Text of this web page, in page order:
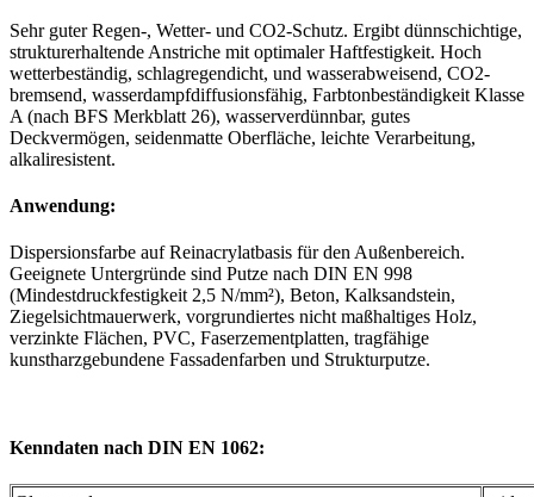
Sehr guter Regen-, Wetter- und CO2-Schutz. Ergibt dünnschichtige,
strukturerhaltende Anstriche mit optimaler Haftfestigkeit. Hoch
wetterbeständig, schlagregendicht, und wasserabweisend, CO2-
bremsend, wasserdampfdiffusionsfähig, Farbtonbeständigkeit Klasse
A (nach BFS Merkblatt 26), wasserverdünnbar, gutes
Deckvermögen, seidenmatte Oberfläche, leichte Verarbeitung,
alkaliresistent.
Anwendung:
Dispersionsfarbe auf Reinacrylatbasis für den Außenbereich.
Geeignete Untergründe sind Putze nach DIN EN 998
(Mindestdruckfestigkeit 2,5 N/mm²), Beton, Kalksandstein,
Ziegelsichtmauerwerk, vorgrundiertes nicht maßhaltiges Holz,
verzinkte Flächen, PVC, Faserzementplatten, tragfähige
kunstharzgebundene Fassadenfarben und Strukturputze.
Kenndaten nach DIN EN 1062: